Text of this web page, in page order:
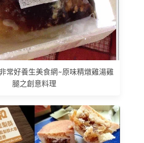
常好養生美食網~原味精燉雞湯雞
腿之創意料理